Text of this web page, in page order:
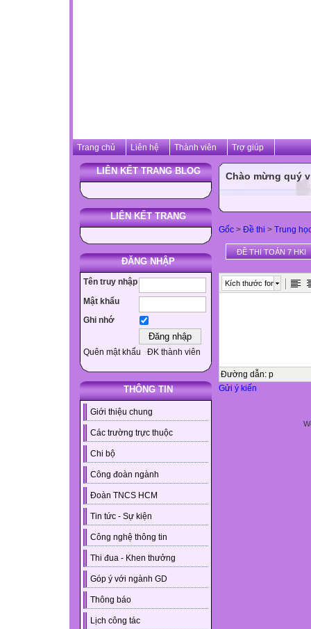
Trang chủ Liên hệ Thành viên Trợ giúp
LIÊN KẾT TRANG BLOG
LIÊN KẾT TRANG
ĐĂNG NHẬP
Tên truy nhập
Mật khẩu
Ghi nhớ
Quên mật khẩu ĐK thành viên
THÔNG TIN
Giới thiệu chung
Các trường trực thuộc
Chi bộ
Công đoàn ngành
Đoàn TNCS HCM
Tin tức - Sự kiện
Công nghệ thông tin
Thi đua - Khen thưởng
Góp ý với ngành GD
Thông báo
Lịch công tác
Chào mừng quý
Gốc > Đề thi > Trung
ĐỀ THI TOÁN 7 HKI
Kích thước font
Đường dẫn: p
Gửi ý kiến